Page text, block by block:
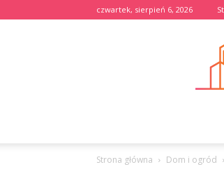
czwartek, sierpień 6, 2026
Strona główna Dom i ogród